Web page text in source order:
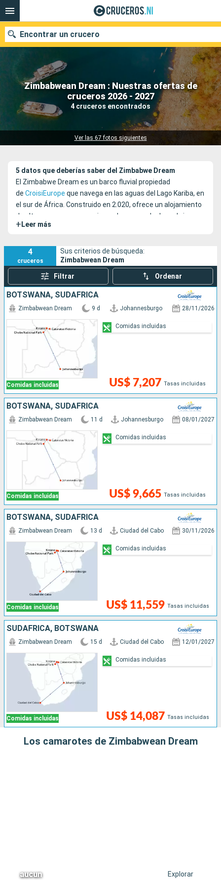
Zimbabwean Dream : Nuestras ofertas de
cruceros 2026 - 2027
4 cruceros encontrados
Ver las 67 fotos siguientes
Encontrar un crucero
Nuestros destinos
Fecha de salida
5 datos que deberías saber del Zimbabwe Dream
El Zimbabwe Dream es un barco fluvial propiedad
de CroisiEurope que navega en las aguas del Lago Kariba, en
el sur de África. Construido en 2.020, ofrece un alojamiento
de alta gama a unos pasajeros deseosos de descubrir y
acercarse a las riquezas naturales de Zambia y Zimbabue.
+ Leer más
4
cruceros
Sus criterios de búsqueda:
Zimbabwean Dream
Filtrar Ordenar
BOTSWANA, SUDAFRICA
Comidas incluidas
Zimbabwean Dream 9 d Johannesburgo 28/11/2026
US$ 7,207 Tasas incluidas
Comidas incluidas
BOTSWANA, SUDAFRICA
Comidas incluidas
Zimbabwean Dream 11 d Johannesburgo 08/01/2027
US$ 9,665 Tasas incluidas
Comidas incluidas
BOTSWANA, SUDAFRICA
Comidas incluidas
Zimbabwean Dream 13 d Ciudad del Cabo 30/11/2026
US$ 11,559 Tasas incluidas
Comidas incluidas
SUDAFRICA, BOTSWANA
Comidas incluidas
Zimbabwean Dream 15 d Ciudad del Cabo 12/01/2027
US$ 14,087 Tasas incluidas
Comidas incluidas
Los camarotes de Zimbabwean Dream
aucun Explorar